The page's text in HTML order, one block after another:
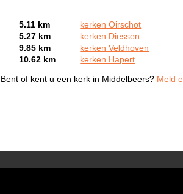
5.11 km
kerken Oirschot
5.27 km
kerken Diessen
9.85 km
kerken Veldhoven
10.62 km
kerken Hapert
Bent of kent u een kerk in Middelbeers? Meld